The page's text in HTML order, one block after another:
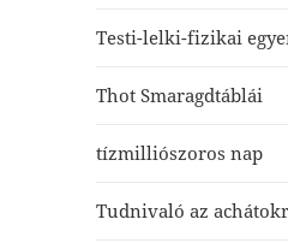
Testi-lelki-fizikai
Thot Smaragdtáblái
tízmilliószoros nap
Tudnivaló az